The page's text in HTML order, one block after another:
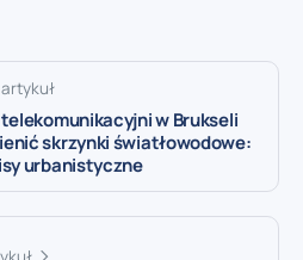
w Brukseli
skrzynki światłowodowe:
urbanistyczne